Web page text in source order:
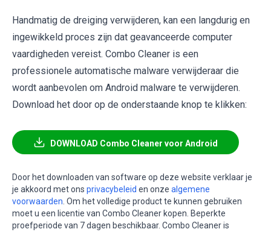
Handmatig de dreiging verwijderen, kan een langdurig en
ingewikkeld proces zijn dat geavanceerde computer
vaardigheden vereist. Combo Cleaner is een
professionele automatische malware verwijderaar die
wordt aanbevolen om Android malware te verwijderen.
Download het door op de onderstaande knop te klikken:
DOWNLOAD Combo Cleaner voor Android
Door het downloaden van software op deze website verklaar je
je akkoord met ons privacybeleid en onze algemene
voorwaarden. Om het volledige product te kunnen gebruiken
moet u een licentie van Combo Cleaner kopen. Beperkte
proefperiode van 7 dagen beschikbaar. Combo Cleaner is